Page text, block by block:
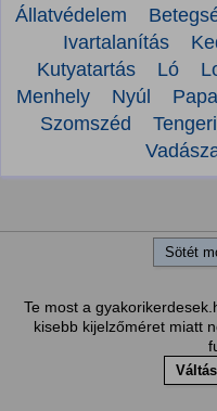
Állatvédelem
Ivartalanítás
Kutyatartás
Ló
Menhely
Nyúl
Szomszéd
Sötét
Te most a
kisebb kijelzőméret miatt